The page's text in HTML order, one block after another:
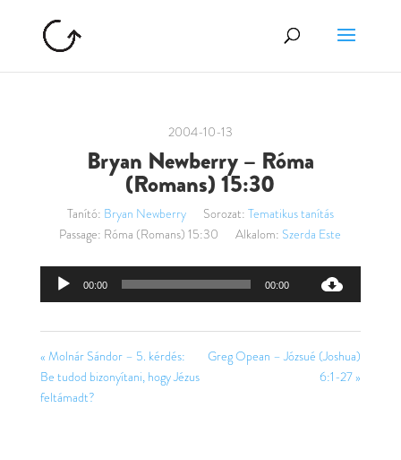
2004-10-13
Bryan Newberry – Róma
(Romans) 15:30
Tanító: Bryan Newberry Sorozat: Tematikus tanítás
Passage: Róma (Romans) 15:30 Alkalom: Szerda Este
Audió
00:00 00:00
« Molnár Sándor – 5. kérdés:
Be tudod bizonyítani, hogy Jézus
feltámadt?
Greg Opean – Józsué (Joshua)
6:1-27 »